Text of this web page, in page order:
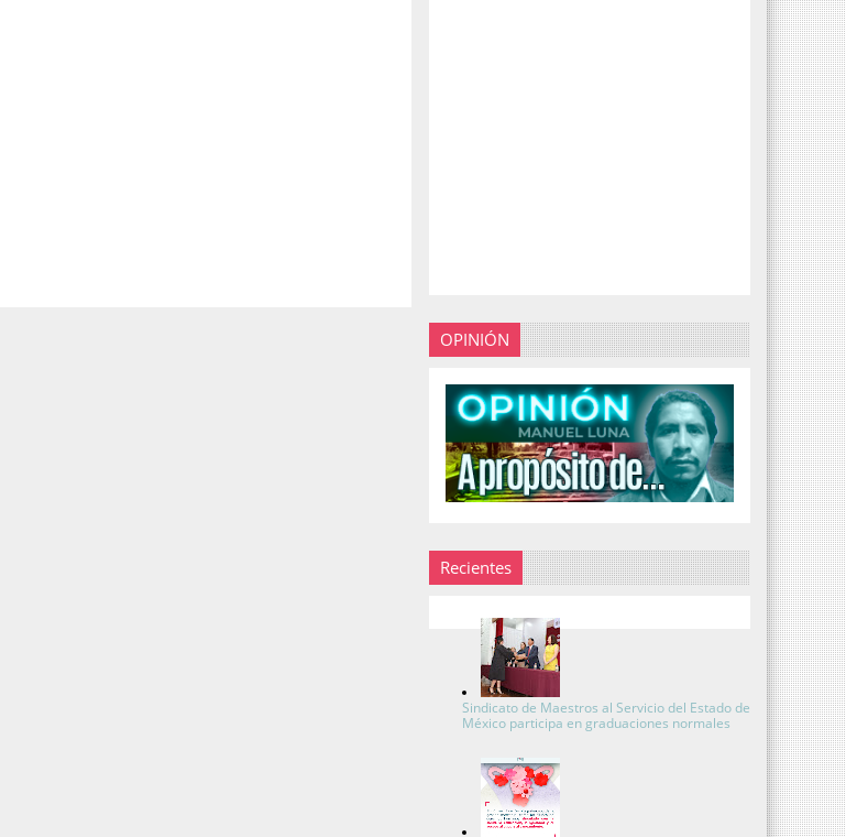
OPINIÓN
Recientes
Sindicato de Maestros al Servicio del Estado de
México participa en graduaciones normales